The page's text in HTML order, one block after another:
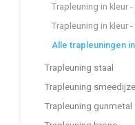
Trapleuning in kleur
Trapleuning in kleur
Alle trapleuningen
Trapleuning staal
Trapleuning
Trapleuning gunmetal